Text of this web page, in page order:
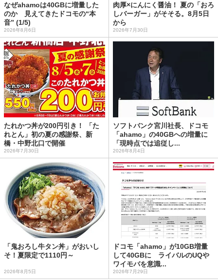
なぜahamoは40GBに増量した
のか 見えてきたドコモの“本
音” (1/5)
2026年8月6日
肉厚×にんにく醤油！ 夏の「おろ
しバーガー」がそそる。8月5日
から
2026年7月30日
たれかつ丼が200円引き！ 「た
れとん」初の夏の感謝祭、新
橋・中野北口で開催
2026年7月30日
ソフトバンク宮川社長、ドコモ
「ahamo」の40GBへの増量に
「現時点では追従し...
2026年8月4日
「鬼おろし牛タン丼」がおいし
そ！夏限定で1110円～
2026年8月5日
ドコモ「ahamo」が10GB増量
して40GBに ライバルのUQや
ワイモバを意識...
2026年7月29日